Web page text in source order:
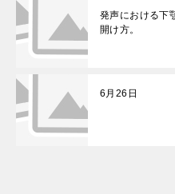
発声における下
開け方。
6月26日